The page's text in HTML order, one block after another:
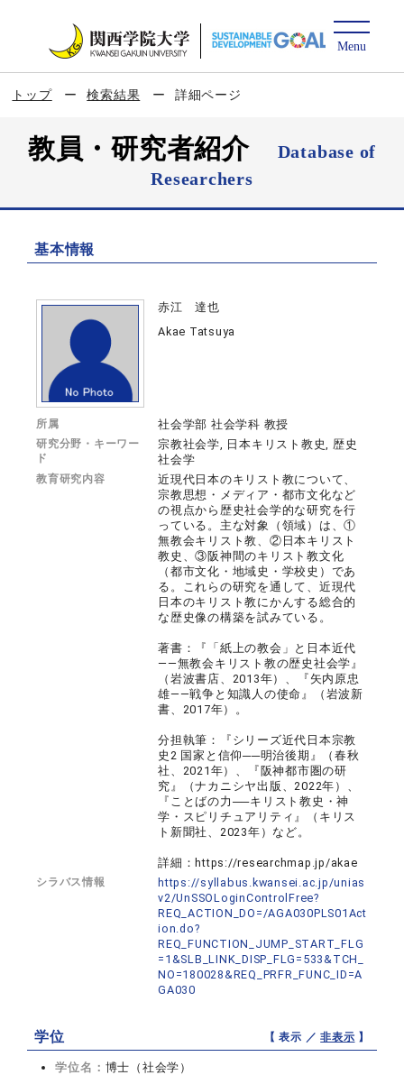
トップ 検索結果 詳細ページ
教員・研究者紹介
Database of
Researchers
基本情報
赤江 達也
Akae Tatsuya
所属 社会学部 社会学科 教授
研究分野・キーワー
ド
宗教社会学, 日本キリスト教史, 歴史
社会学
教育研究内容
近現代日本のキリスト教について、
宗教思想・メディア・都市文化など
の視点から歴史社会学的な研究を行
っている。主な対象（領域）は、①
無教会キリスト教、②日本キリスト
教史、③阪神間のキリスト教文化
（都市文化・地域史・学校史）であ
る。これらの研究を通して、近現代
日本のキリスト教にかんする総合的
な歴史像の構築を試みている。
著書：『「紙上の教会」と日本近代
――無教会キリスト教の歴史社会学』
（岩波書店、2013年）、『矢内原忠
雄――戦争と知識人の使命』（岩波新
書、2017年）。
分担執筆：『シリーズ近代日本宗教
史2 国家と信仰──明治後期』（春秋
社、2021年）、『阪神都市圏の研
究』（ナカニシヤ出版、2022年）、
『ことばの力──キリスト教史・神
学・スピリチュアリティ』（キリス
ト新聞社、2023年）など。
詳細：https://researchmap.jp/akae
シラバス情報
https://syllabus.kwansei.ac.jp/unias
v2/UnSSOLoginControlFree?
REQ_ACTION_DO=/AGA030PLS01Act
ion.do?
REQ_FUNCTION_JUMP_START_FLG
=1&SLB_LINK_DISP_FLG=533&TCH_
NO=180028&REQ_PRFR_FUNC_ID=A
GA030
学位 【 表示 ／非表示 】
学位名： 博士（社会学）